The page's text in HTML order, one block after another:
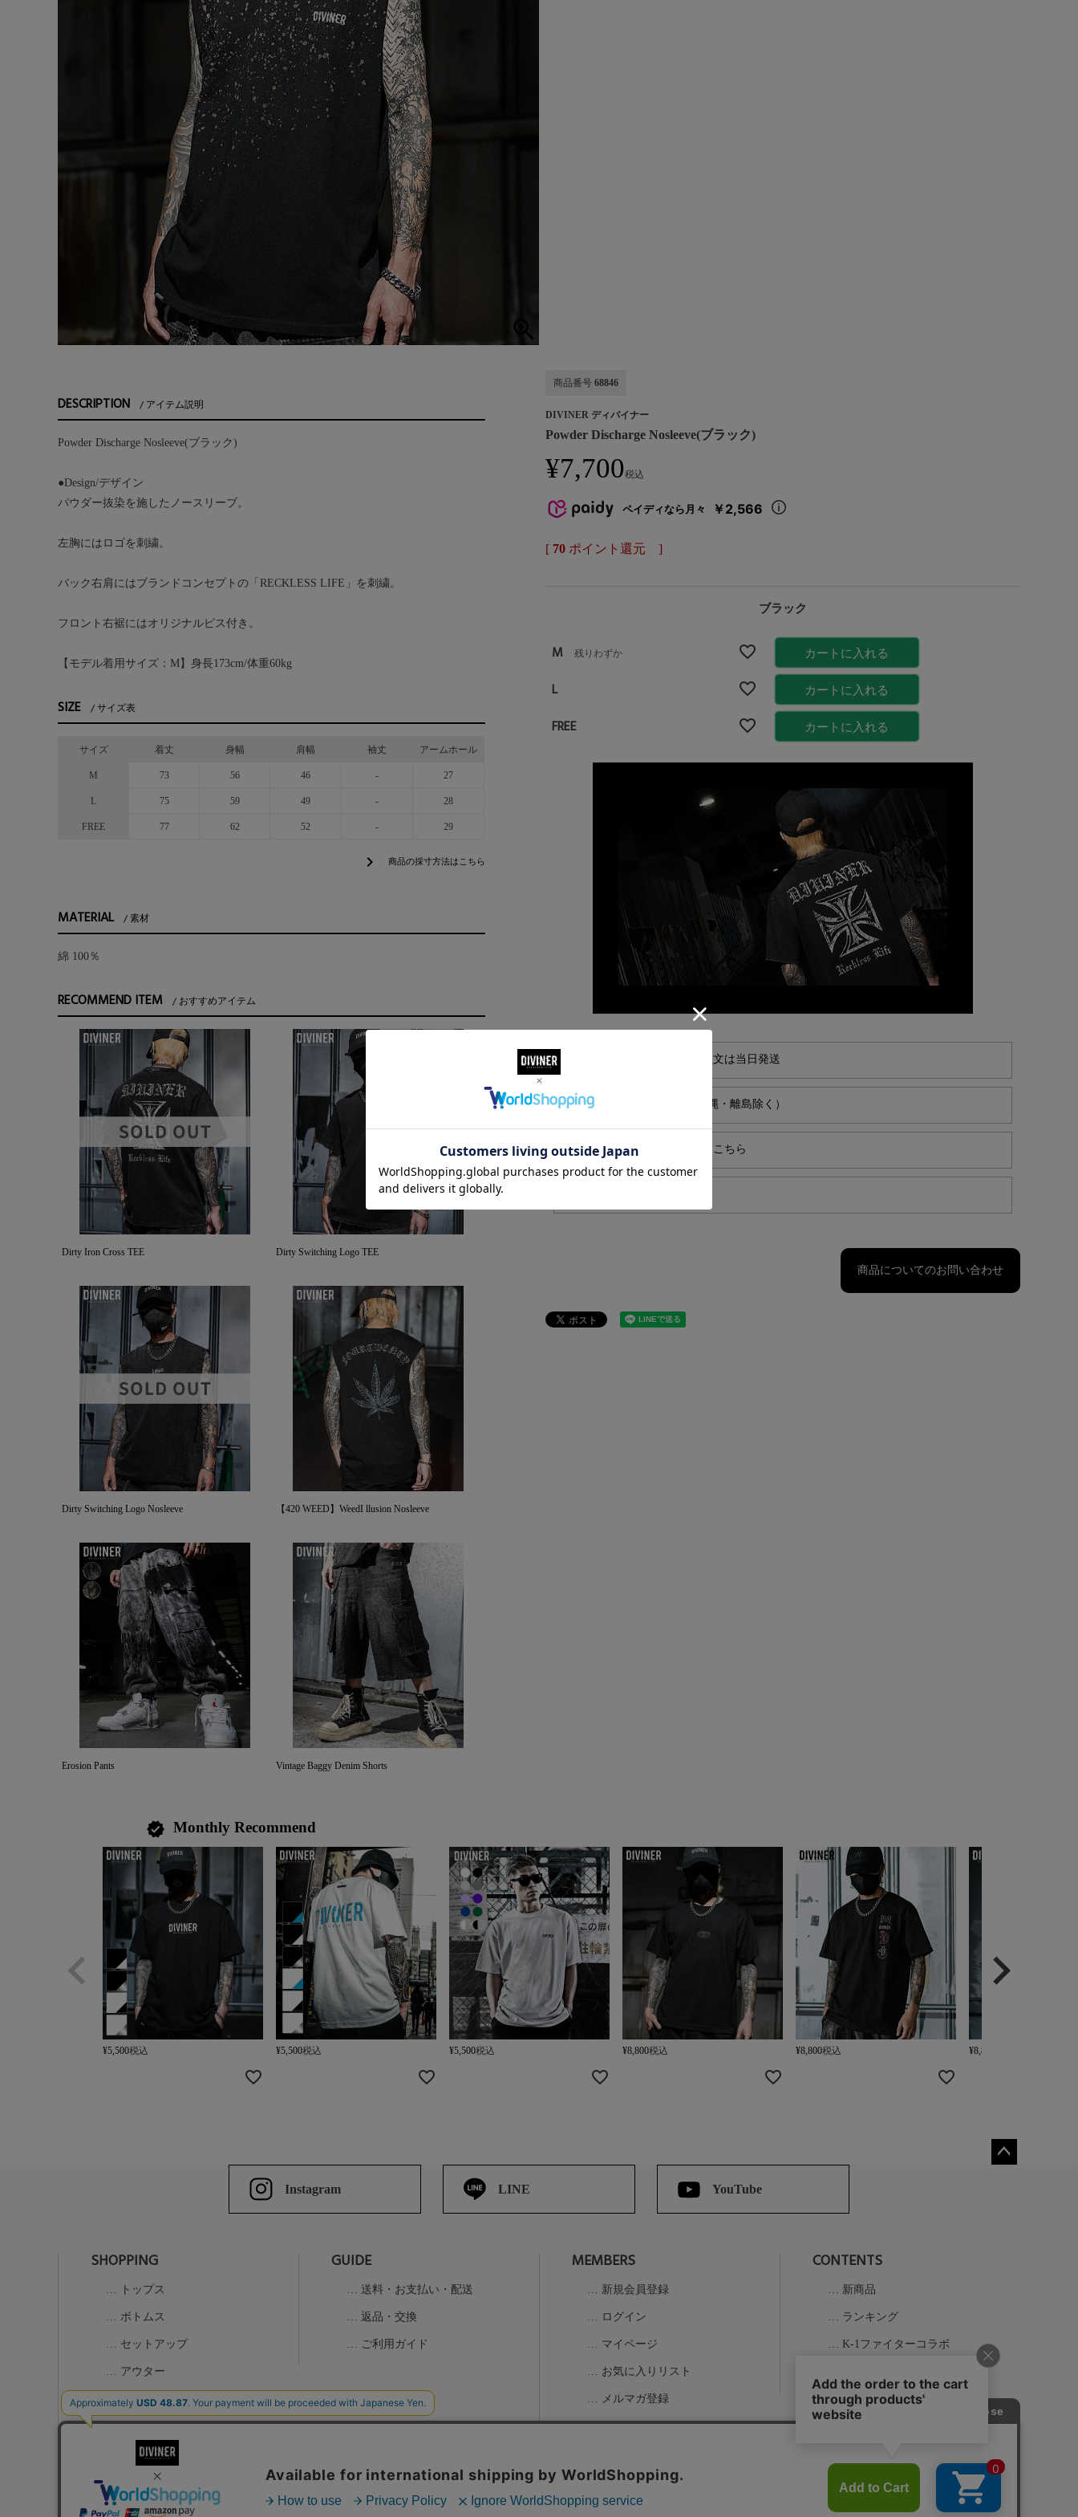
DESCRIPTION アイテム説明
Powder Discharge Nosleeve(ブラック)
●Design/デザイン
パウダー抜染を施したノースリーブ。
左胸にはロゴを刺繍。
バック右肩にはブランドコンセプトの「RECKLESS LIFE」を刺繍。
フロント右裾にはオリジナルピス付き。
【モデル着用サイズ：M】身長173cm/体重60kg
SIZE サイズ表
サイズ 着丈 身幅 肩幅 袖丈 アームホール
M 73 56 46 - 27
L 75 59 49 - 28
FREE 77 62 52 - 29
chevron_right 商品の採寸方法はこちら
MATERIAL 素材
綿 100％
RECOMMEND ITEM おすすめアイテム
Dirty Iron Cross TEE Dirty Switching Logo TEE
Dirty Switching Logo Nosleeve 【420 WEED】WeedI llusion Nosleeve
Erosion Pants Vintage Baggy Denim Shorts
商品番号 68846
DIVINER ディバイナー
Powder Discharge Nosleeve(ブラック)
¥7,700税込
ペイディなら月々 ￥2,566
[ 70 ポイント還元 ]
ブラック
M 残りわずか カートに入れる
L カートに入れる
FREE カートに入れる
平日お昼13時までのご注文は当日発送
local_shipping 送料550円でお届け（沖縄・離島除く）
card_giftcard プレゼントラッピングはこちら
商品についてのお問い合わせ
verified Monthly Recommend
¥5,500税込 ¥5,500税込 ¥5,500税込 ¥8,800税込 ¥8,800税込 ¥8,800
Instagram LINE YouTube
SHOPPING
トップス
ボトムス
セットアップ
アウター
グッズ
K-1コラボアイテム
ALL
GUIDE
送料・お支払い・配送
返品・交換
ご利用ガイド
MEMBERS
新規会員登録
ログイン
マイページ
お気に入りリスト
メルマガ登録
CONTENTS
新商品
ランキング
K-1ファイターコラボ